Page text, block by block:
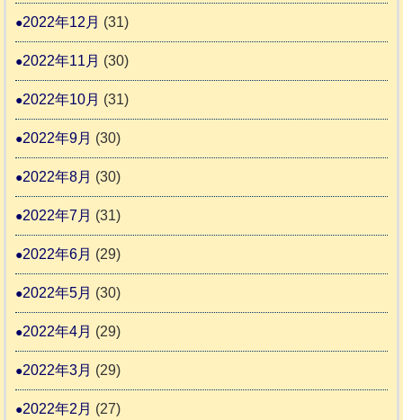
2022年12月 (31)
2022年11月 (30)
2022年10月 (31)
2022年9月 (30)
2022年8月 (30)
2022年7月 (31)
2022年6月 (29)
2022年5月 (30)
2022年4月 (29)
2022年3月 (29)
2022年2月 (27)